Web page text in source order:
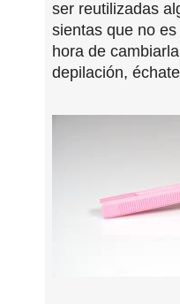
ser reutilizadas
sientas que no
hora de
depilación,